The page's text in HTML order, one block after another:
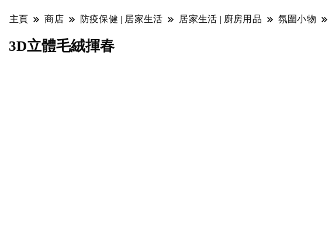
主頁 商店 防疫保健 | 居家生活 居家生活 | 廚房用品 氛圍小物
3D立體毛絨揮春